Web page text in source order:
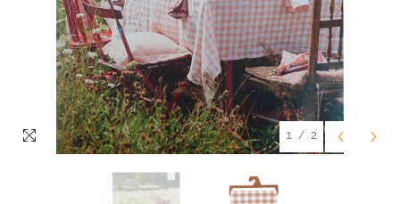
1 / 2